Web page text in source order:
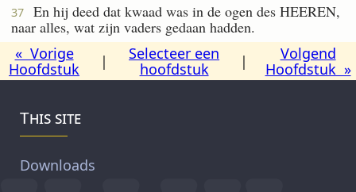
37
En hij deed dat kwaad was in de ogen des HEEREN,
naar alles, wat zijn vaders gedaan hadden.
« Vorige
Hoofdstuk
|
Selecteer een
hoofdstuk
|
Volgend
Hoofdstuk »
This site
Downloads